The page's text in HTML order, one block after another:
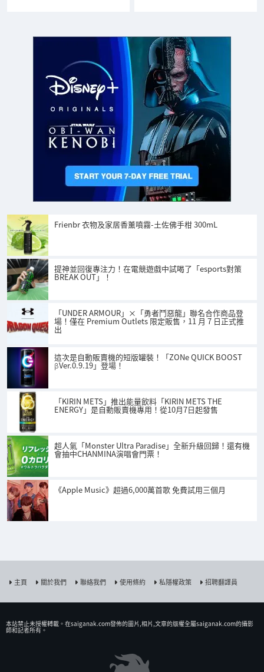
Frienbr 衣物及家居香薰噴霧-土佐佛手柑 300mL
提神並回復專注力！在電競遊戲中試喝了「esports對策
BREAK OUT」！
「UNDER ARMOUR」×「勇者鬥惡龍」聯名合作商品登
場！僅在 Premium Outlets 限定販售，11 月 7 日正式推
出
這次是自動販賣機的短版罐裝！「ZONe QUICK BOOST
βVer.0.9.19」登場！
「KIRIN METS」推出能量飲料「KIRIN METS THE
ENERGY」是自動販賣機專用！從10月7日起發售
超人氣「Monster Ultra Paradise」全新升級回歸！還有機
會抽中CHANMINA演唱會門票！
《Apple Music》超過6,000萬首歌 免費試用三個月
主頁 關於我們 聯絡我們 使用條約 私隱權政策 招聘翻譯員
本站禁止未授權𨍭載。在saiganak.com發佈的圖片,相片,文章的版權全屬saiganak.com的攝影
師和記者所有。